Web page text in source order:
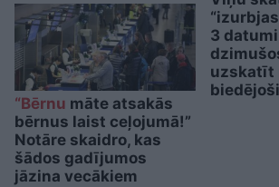
“Bērnu māte atsakās
bērnus laist ceļojumā!”
Notāre skaidro, kas
šādos gadījumos
jāzina vecākiem
3
uzskatīt